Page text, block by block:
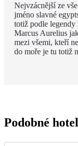
Nejvzácnější ze
jméno slavné
totiž podle
Marcus Aurelius
mezi všemi, kteří
do moře je tu totiž
Podobné